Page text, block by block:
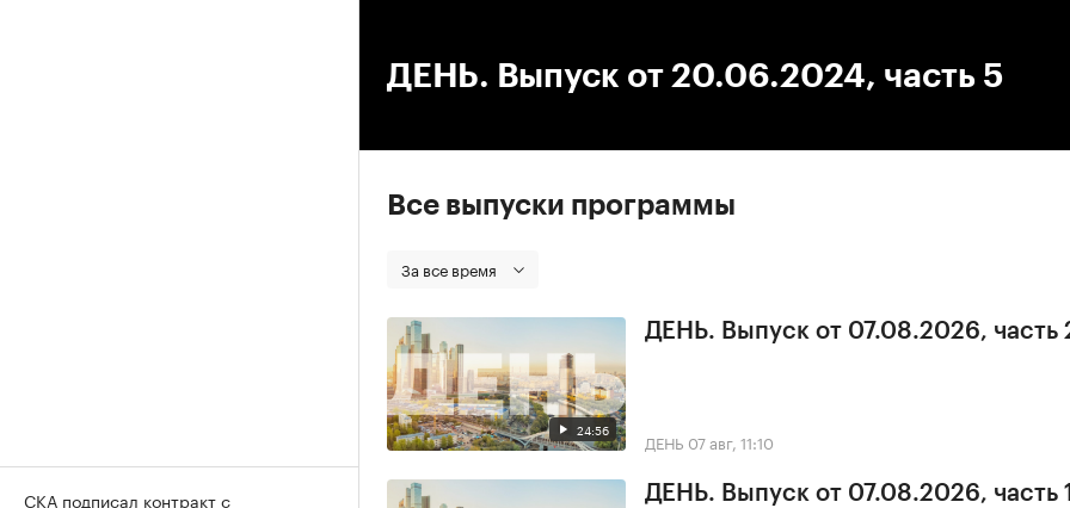
ДЕНЬ. Выпуск от 20.06.2024, часть 5
Все выпуски программы
За все время
24:56
ДЕНЬ. Выпуск от 07.08.2026, часть
ДЕНЬ 07 авг, 11:10
ДЕНЬ. Выпуск от 07.08.2026, часть 1
СКА подписал контракт с